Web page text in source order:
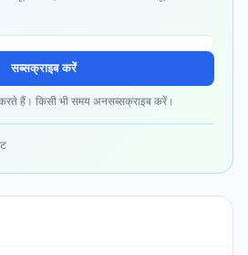
सब्सक्राइब करें
हैं। किसी भी समय अनसब्सक्राइब करें।